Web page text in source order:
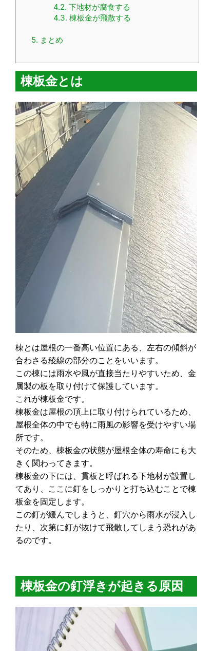
4.2. 下地材が腐食する
4.3. 棟板金が飛散する
5. まとめ
棟板金とは
棟とは屋根の一番高い位置にある、左右の傾斜が
合わさる稜線の部分のことをいいます。
この棟には雨水や風が直接当たりやすいため、金
属製の板を取り付けて保護しています。
これが棟板金です。
棟板金は屋根の頂上に取り付けられているため、
屋根全体の中でも特に雨風の影響を受けやすい場
所です。
そのため、棟板金の状態が屋根全体の寿命にも大
きく関わってきます。
棟板金の下には、貫板と呼ばれる下地材が設置し
てあり、ここに釘をしっかりと打ち込むことで棟
板金を固定します。
この釘が緩んでしまうと、釘穴から雨水が浸入し
たり、次第に釘が抜けて飛散してしまう恐れがあ
るのです。
棟板金の釘浮きが起きる原因